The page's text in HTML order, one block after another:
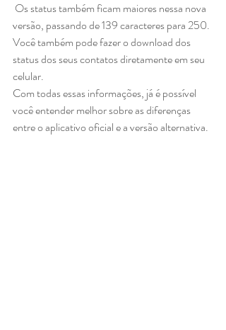
versão, passando de 139 caracteres para 250.
Você também pode fazer o download dos
status dos seus contatos diretamente em seu
celular.
Com todas essas informações, já é possível
você entender melhor sobre as diferenças
entre o aplicativo oficial e a versão alternativa.